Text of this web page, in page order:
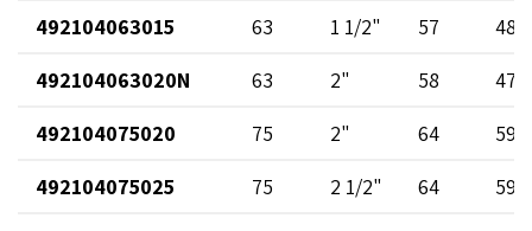
492104063015
63 1 1/2" 57
48
492104063020N
63 2" 58
47
492104075020
75 2" 64
59
492104075025
75 2 1/2" 64 59